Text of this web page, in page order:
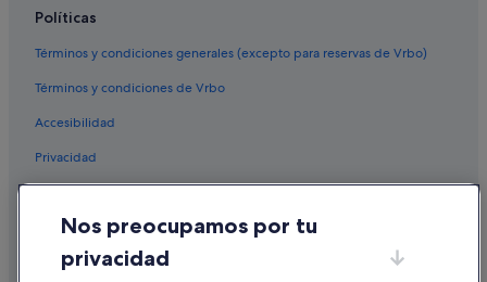
Hoteles de 5 estrellas en Costa Adeje
Diamond Resorts en Costa Adeje
Hoteles de 4 estrellas en Costa Adeje
Políticas
Términos y condiciones generales (excepto para reservas de Vrbo)
Términos y condiciones de Vrbo
Accesibilidad
Privacidad
Condiciones de uso
Información legal/contacto
Nos preocupamos por tu
privacidad